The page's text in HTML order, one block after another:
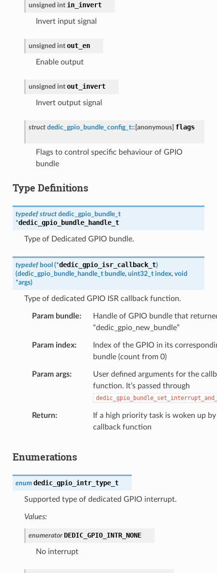
unsigned int in_invert
Invert input signal
unsigned int out_en
Enable output
unsigned int out_invert
Invert output signal
struct dedic_gpio_bundle_config_t:: [anonymous] flags
Flags to control specific behaviour of GPIO
bundle
Type Definitions
typedef struct dedic_gpio_bundle_t
*dedic_gpio_bundle_handle_t
Type of Dedicated GPIO bundle.
typedef bool (*dedic_gpio_isr_callback_t)
(dedic_gpio_bundle_handle_t bundle, uint32_t index, void
*args)
Type of dedicated GPIO ISR callback function.
Param bundle
Handle of GPIO bundle that
“dedic_gpio_new_bundle”
Param index
Index of the GPIO in its
bundle (count from 0)
Param args
User defined arguments for the
function. It’s passed through
Return
If a high priority task is woken up
callback function
Enumerations
enum dedic_gpio_intr_type_t
Supported type of dedicated GPIO interrupt.
Values:
enumerator DEDIC_GPIO_INTR_NONE
No interrupt